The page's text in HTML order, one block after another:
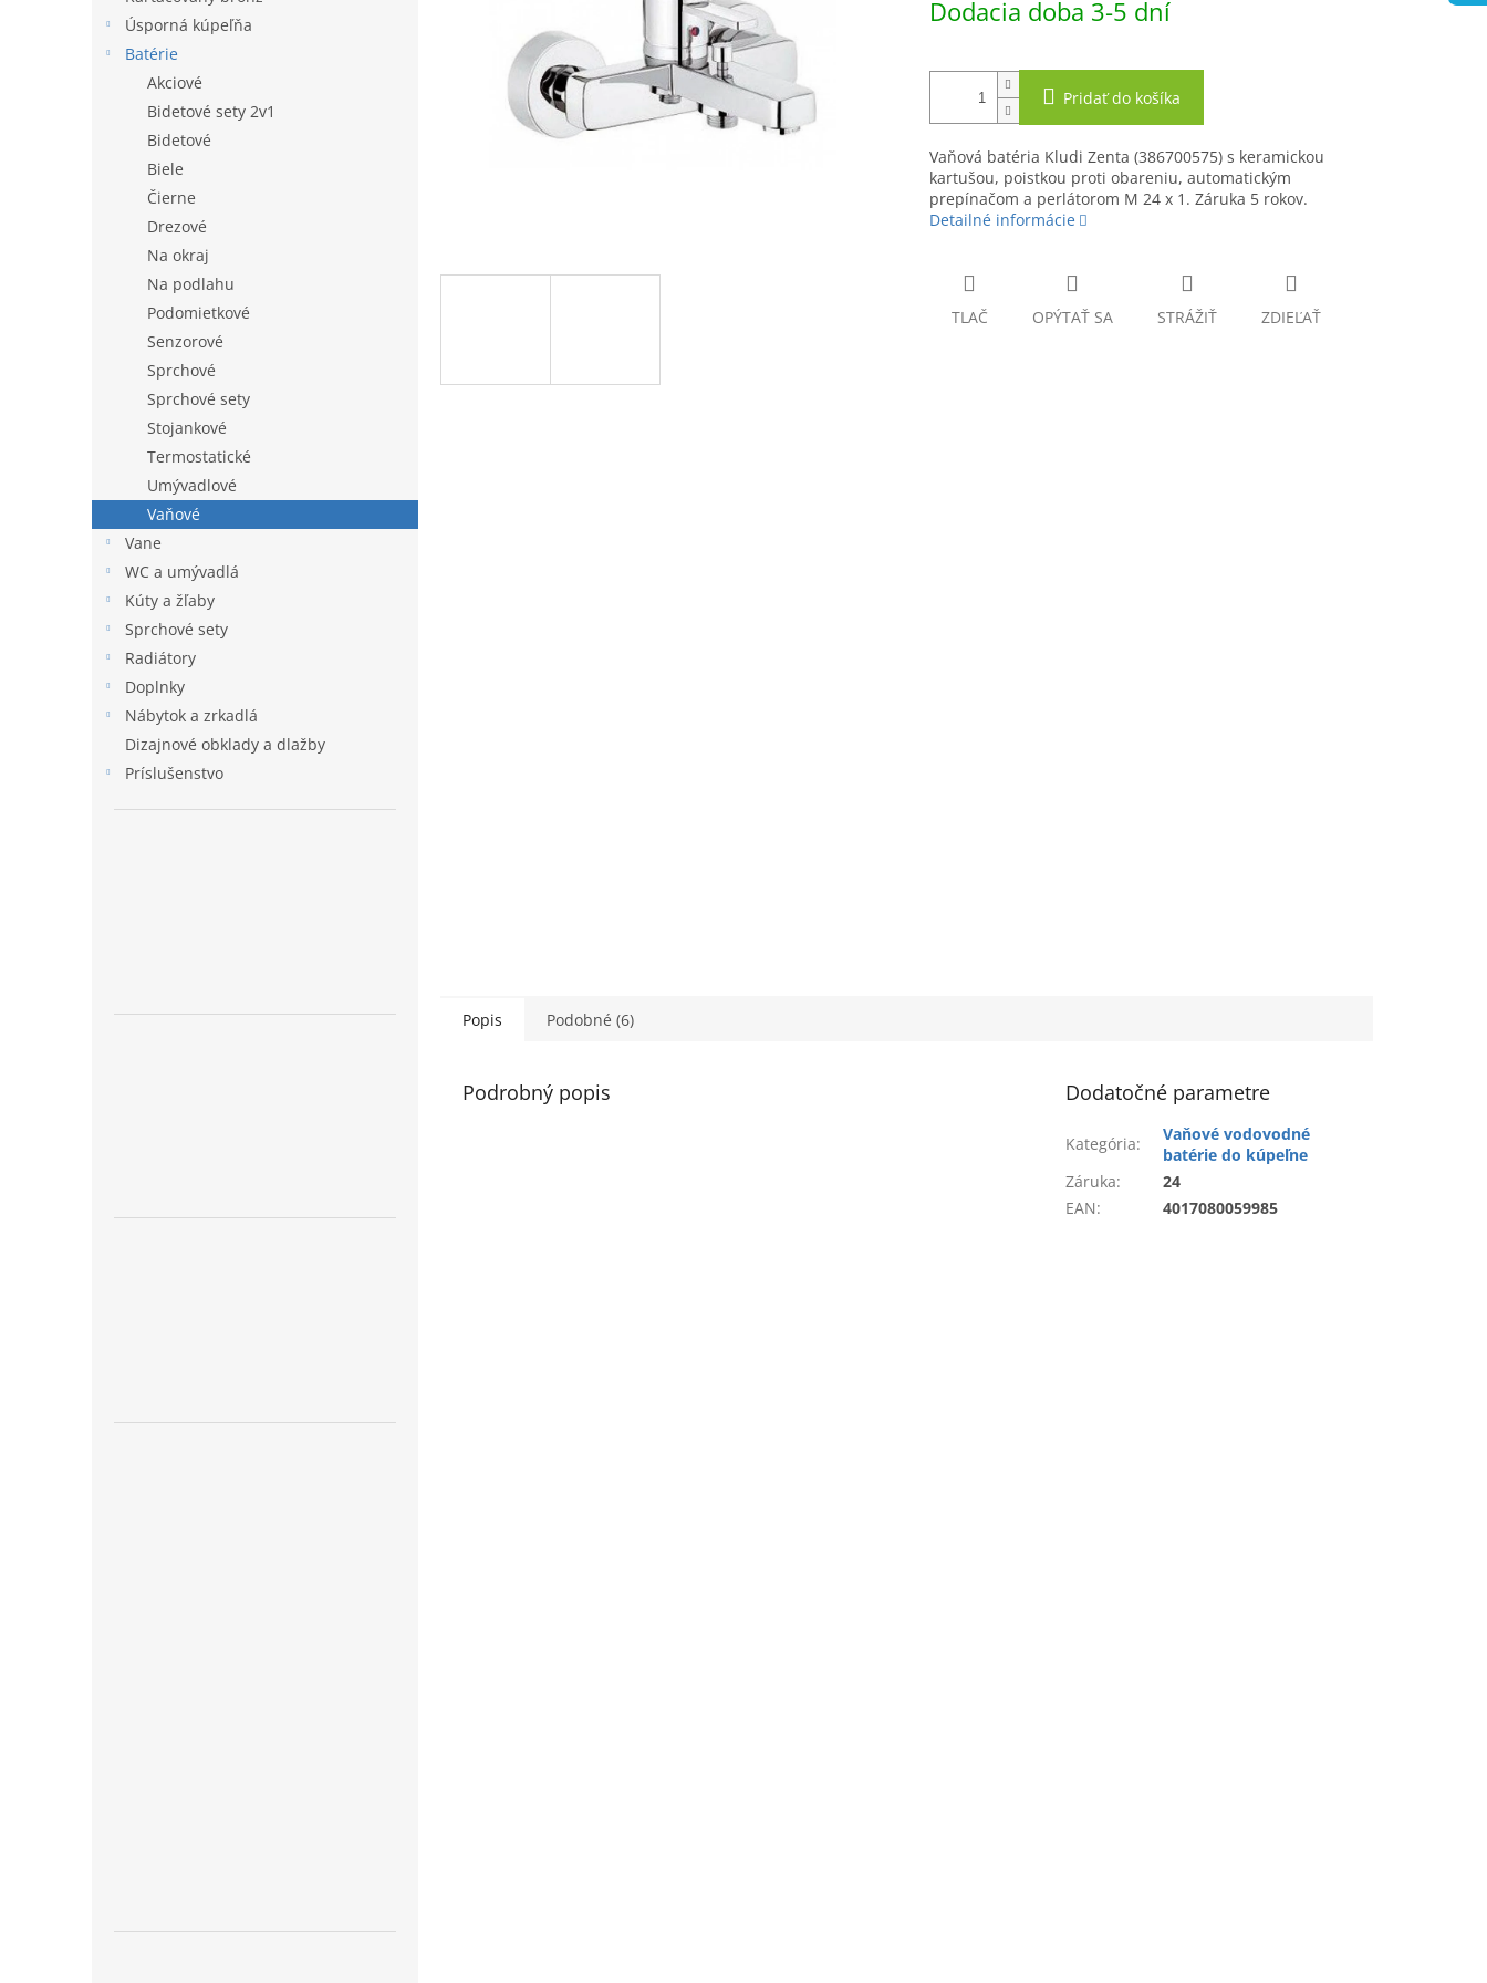
Úsporná kúpeľňa
Batérie
Akciové
Bidetové sety 2v1
Bidetové
Biele
Čierne
Drezové
Na okraj
Na podlahu
Podomietkové
Senzorové
Sprchové
Sprchové sety
Stojankové
Termostatické
Umývadlové
Vaňové
Vane
WC a umývadlá
Kúty a žľaby
Sprchové sety
Radiátory
Doplnky
Nábytok a zrkadlá
Dizajnové obklady a dlažby
Príslušenstvo
cena:
Dodacia doba 3-5 dní
Pridať do košíka
Vaňová batéria Kludi Zenta (386700575) s keramickou
kartušou, poistkou proti obareniu, automatickým
prepínačom a perlátorom M 24 x 1. Záruka 5 rokov.
Detailné informácie
TLAČ OPÝTAŤ SA STRÁŽIŤ ZDIEĽAŤ
Popis Podobné (6)
Podrobný popis Dodatočné parametre
Kategória:
Vaňové vodovodné
batérie do kúpeľne
Záruka:
24
EAN: 4017080059985